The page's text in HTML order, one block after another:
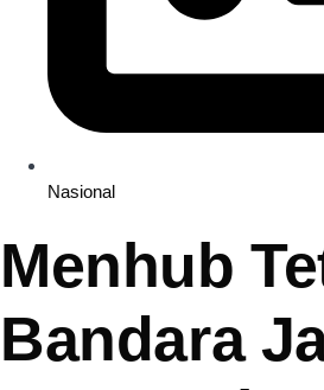
Nasional
Menhub
Bandara